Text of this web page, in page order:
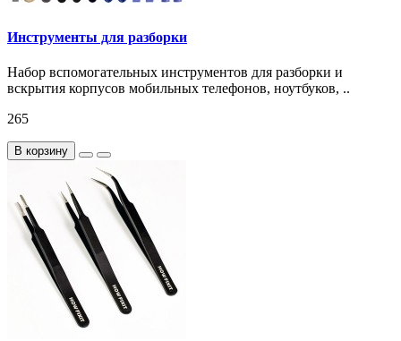
Инструменты для разборки
Набор вспомогательных инструментов для разборки и
вскрытия корпусов мобильных телефонов, ноутбуков, ..
265
В корзину